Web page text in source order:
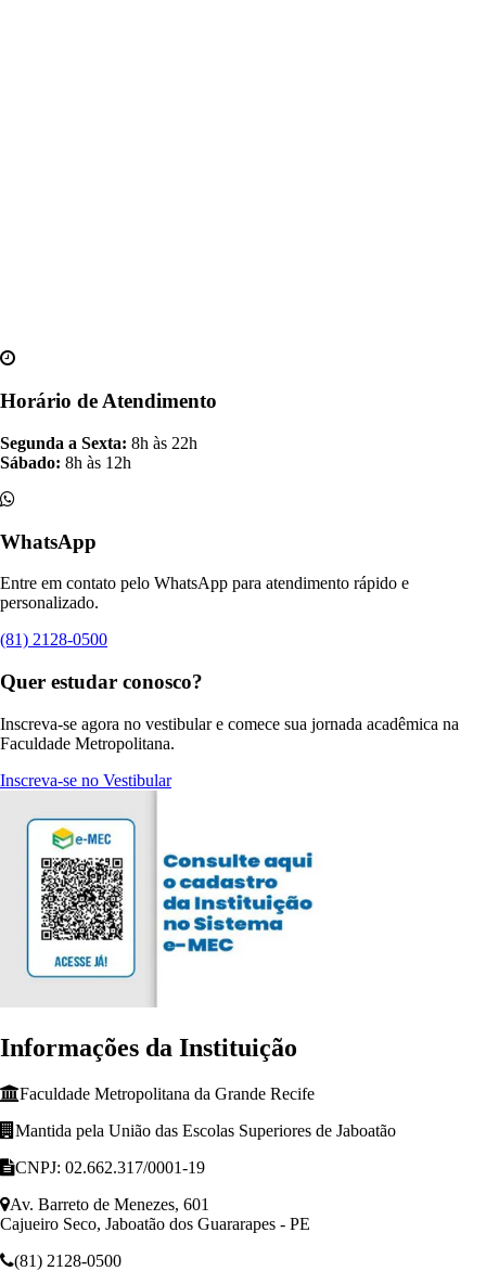
Horário de Atendimento
Segunda a Sexta: 8h às 22h
Sábado: 8h às 12h
WhatsApp
Entre em contato pelo WhatsApp para atendimento rápido e
personalizado.
(81) 2128-0500
Quer estudar conosco?
Inscreva-se agora no vestibular e comece sua jornada acadêmica na
Faculdade Metropolitana.
Inscreva-se no Vestibular
Informações da Instituição
Faculdade Metropolitana da Grande Recife
Mantida pela União das Escolas Superiores de Jaboatão
CNPJ: 02.662.317/0001-19
Av. Barreto de Menezes, 601
Cajueiro Seco, Jaboatão dos Guararapes - PE
(81) 2128-0500